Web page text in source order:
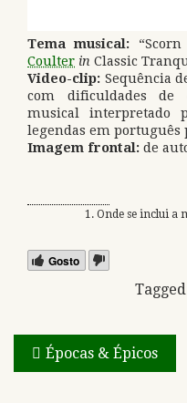
Tema musical:
Coulter in Classic
Video-clip: Sequência
com dificuldades de
musical interpretado
legendas em português
Imagem frontal: de
Onde se inclui a
Gosto
Tagged
Navegação
de
Épocas & Épicos